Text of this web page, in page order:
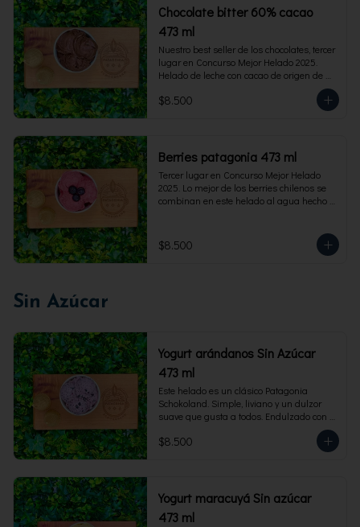
Chocolate bitter 60% cacao
473 ml
Nuestro best seller de los chocolates, tercer
lugar en Concurso Mejor Helado 2025.
Helado de leche con cacao de origen de
intensidad al 60%. Envase familiar 473 ml,
rinde 4  porciones.
$8.500
Berries patagonia 473 ml
Tercer lugar en Concurso Mejor Helado
2025. Lo mejor de los berries chilenos se
combinan en este helado al agua hecho
473 ml. Rinde 4 porciones.
$8.500
Sin Azúcar
Yogurt arándanos Sin Azúcar
473 ml
Este helado es un clásico Patagonia
Schokoland. Simple, liviano y un dulzor
suave que gusta a todos. Endulzado con
fructosa.Envase familiar 473 ml. Rinde 4
porciones.
$8.500
Yogurt maracuyá Sin azúcar
473 ml